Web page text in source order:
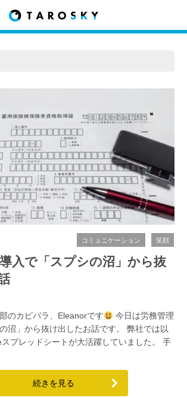
コミュニケーション 笑顔
入で「スプシの沼」から抜
のカピバラ、Eleanorです
今日は労務管理
沼」から抜け出したお話です。 弊社では以
プレッドシートが大活躍していました。 手
続きを見る